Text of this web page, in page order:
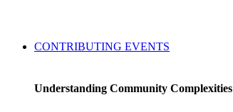
CONTRIBUTING EVENTS
Understanding Community Complexities